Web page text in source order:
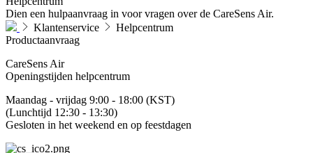
Dien een hulpaanvraag in voor vragen over de CareSens Air.
Klantenservice
Helpcentrum
Productaanvraag
CareSens Air
Openingstijden helpcentrum
Maandag - vrijdag 9:00 - 18:00 (KST)
(Lunchtijd 12:30 - 13:30)
Gesloten in het weekend en op feestdagen